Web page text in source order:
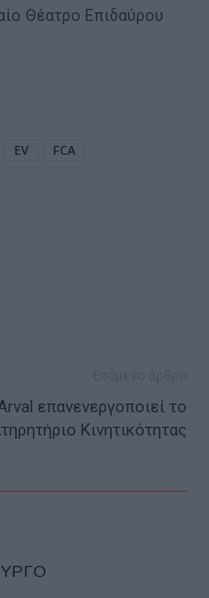
Θέατρο Επιδαύρου
EV
FCA
επανενεργοποιεί το
Κινητικότητας